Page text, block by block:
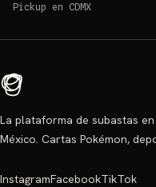
Pickup en CDMX
La plataforma de subastas
México. Cartas Pokémon,
InstagramFacebookTikTok